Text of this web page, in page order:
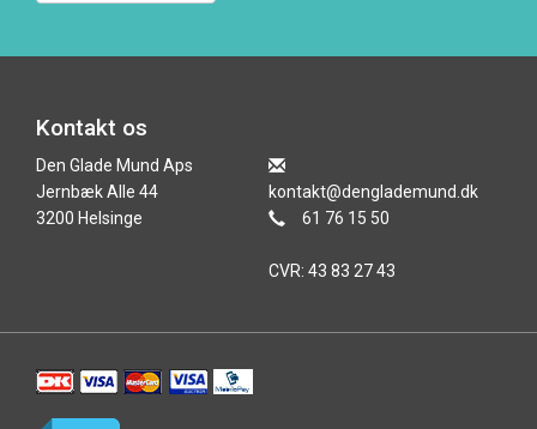
Kontakt os
Den Glade Mund Aps
Jernbæk Alle 44
3200 Helsinge
kontakt@denglademund.dk
61 76 15 50
CVR: 43 83 27 43